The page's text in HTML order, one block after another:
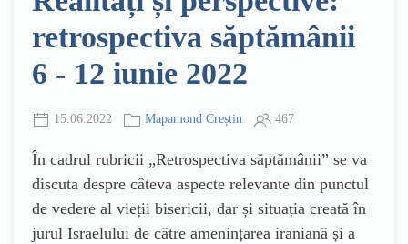
retrospectiva săptămânii
6 - 12 iunie 2022
15.06.2022 Mapamond Creștin 467
În cadrul rubricii „Retrospectiva săptămânii” se va
discuta despre câteva aspecte relevante din punctul
de vedere al vieții bisericii, dar și situația creată în
jurul Israelului de către amenințarea iraniană și a